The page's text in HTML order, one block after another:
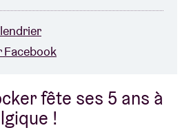
fête ses 5 ans à
!
Facebook